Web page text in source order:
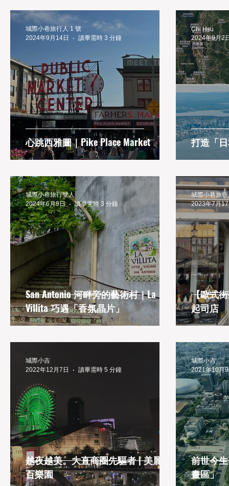
心跳西雅圖｜Pike Place Market
城際小巷旅行人 1 號
2024年9月14日
讀畢需時 3 分鐘
打造「
Chi Hsu
2024年9月2
San Antonio 河畔旁的藝術村｜La
Villita 巧遇「香氛晶片」
城際小巷旅行雙人
2024年6月9日
讀畢需時 3 分鐘
【歐式
起司店
城際小巷旅
2023年7月
越夜越美。大直商圈先驅者 | 美麗華
百樂園
城際小吉
2022年12月7日
讀畢需時 5 分鐘
前世今
畫區」
城際小吉
2021年10月